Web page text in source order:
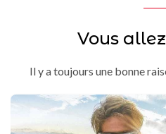
Vous
Il y a toujours une bonne